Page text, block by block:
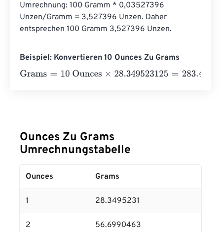
Umrechnung: 100 Gramm * 0,03527396
Unzen/Gramm = 3,527396 Unzen. Daher
entsprechen 100 Gramm 3,527396 Unzen.
Beispiel: Konvertieren 10 Ounces Zu Grams
Grams= 10 Ounces×28.349523125=283.4952313
Ounces Zu Grams
Umrechnungstabelle
Ounces Grams
1 28.3495231
2 56.6990463